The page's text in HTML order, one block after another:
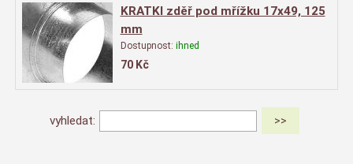
KRATKI zděř pod mřížku 17x49, 125
mm
Dostupnost: ihned
70 Kč
vyhledat: